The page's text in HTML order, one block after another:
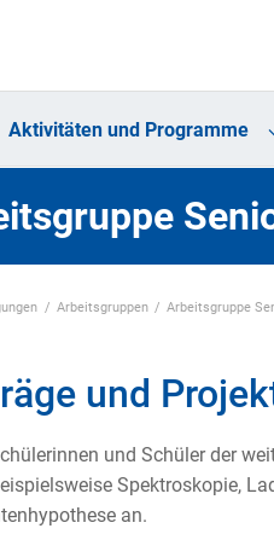
Aktivitäten und Programme
Arbeitsgruppen Arbeitsgruppe
und
und Schüler der
Spektroskopie,
an.